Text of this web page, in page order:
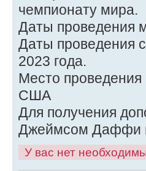
чемпионату мира.
Даты проведения
Даты проведения
2023 года.
Место
США
Для получения
Джеймсом Даффи
У вас нет